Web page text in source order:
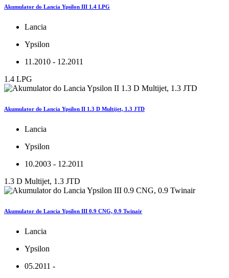
Akumulator do Lancia Ypsilon III 1.4 LPG
Lancia
Ypsilon
11.2010 - 12.2011
1.4 LPG
Akumulator do Lancia Ypsilon II 1.3 D Multijet, 1.3 JTD
Lancia
Ypsilon
10.2003 - 12.2011
1.3 D Multijet, 1.3 JTD
Akumulator do Lancia Ypsilon III 0.9 CNG, 0.9 Twinair
Lancia
Ypsilon
05.2011 -